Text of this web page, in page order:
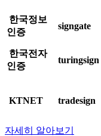
한국정보
인증
signgate
한국전자
인증
turingsign
KTNET tradesign
자세히 알아보기